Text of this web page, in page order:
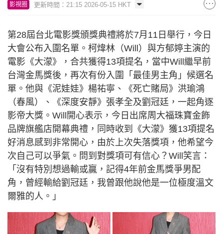
影視圈 更新時間：21:15 2026-05-15 HKT
第28屆台北電影獎頒獎典禮將於7月11日舉行，今日
大會公布入圍名單。柯煒林（Will）與方郁婷主演的
電影《大濛》，合共獲得13項提名，當中Will繼早前
台灣金馬獎後，再次有份入圍「最佳男主角」候選名
單。他與《泥娃娃》楊祐寧、《死亡賭局》洪瑜鴻
（春風）、《深度安靜》張孝全及劉冠廷，一起角逐
影帝大獎。Will開心表示，今日出席周大福珠寶金飾
品牌旗艦店開幕典禮，同時收到《大濛》獲13項提名
好消息感到非常開心，由於上次失落獎項，他希望今
次自己可以爭氣。問到對獎項可有信心？Will笑言：
「沒有特別想過輸或贏，記得4年前金馬獎爭男配
角，曾經輸給劉冠廷，我曾跟他說他是一位極度溫文
爾雅的人。」